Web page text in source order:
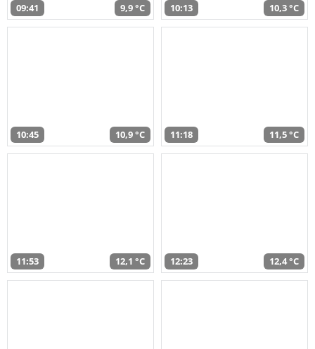
09:41 9,9 °C 10:13 10,3 °C
10:45 10,9 °C 11:18 11,5 °C
11:53 12,1 °C 12:23 12,4 °C